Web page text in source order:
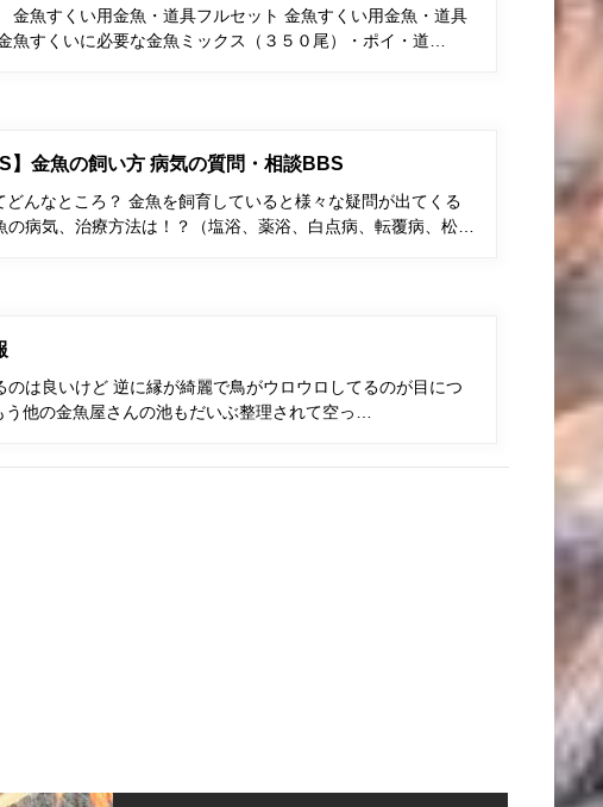
魚すくい用金魚・道具フルセット 金魚すくい用金魚・道具
魚すくいに必要な金魚ミックス（３５０尾）・ポイ・道…
】金魚の飼い方 病気の質問・相談BBS
どんなところ？ 金魚を飼育していると様々な疑問が出てくる
の病気、治療方法は！？（塩浴、薬浴、白点病、転覆病、松…
のは良いけど 逆に縁が綺麗で鳥がウロウロしてるのが目につ
他の金魚屋さんの池もだいぶ整理されて空っ…